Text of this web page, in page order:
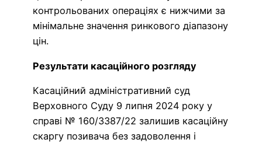
контрольованих операціях є нижчими за
мінімальне значення ринкового діапазону
цін.
Результати касаційного розгляду
Касаційний адміністративний суд
Верховного Суду 9 липня 2024 року у
справі № 160/3387/22 залишив касаційну
скаргу позивача без задоволення і